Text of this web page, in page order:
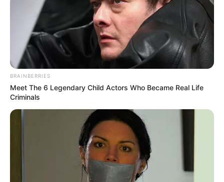
ΓΡΗΓΟΡΗΣ ΠΕΤΡΑΚΟΣ: ΠΑΝΟ ΚΙΑΜΟ ΖΗΤΑ ΣΥΓΓΝΩΜΗ.
BRAINBERRIES
Meet The 6 Legendary Child Actors Who Became Real Life
Criminals